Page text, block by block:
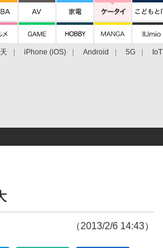
iPhone (iOS) Android 5G IoT
（2013/2/6 14:43）